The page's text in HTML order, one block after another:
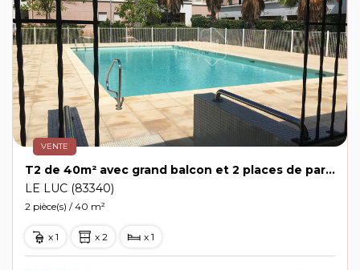
VENTE
T2 de 40m² avec grand balcon et 2 places de parking privatives dans une copropriété calme avec piscine
LE LUC (83340)
2 pièce(s) / 40 m²
x 1 x 2 x 1